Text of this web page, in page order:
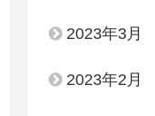
2023年3月
2023年2月